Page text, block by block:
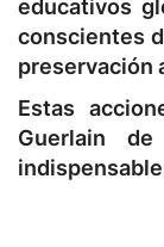
educativos
conscientes
preservación
Estas
Guerlain